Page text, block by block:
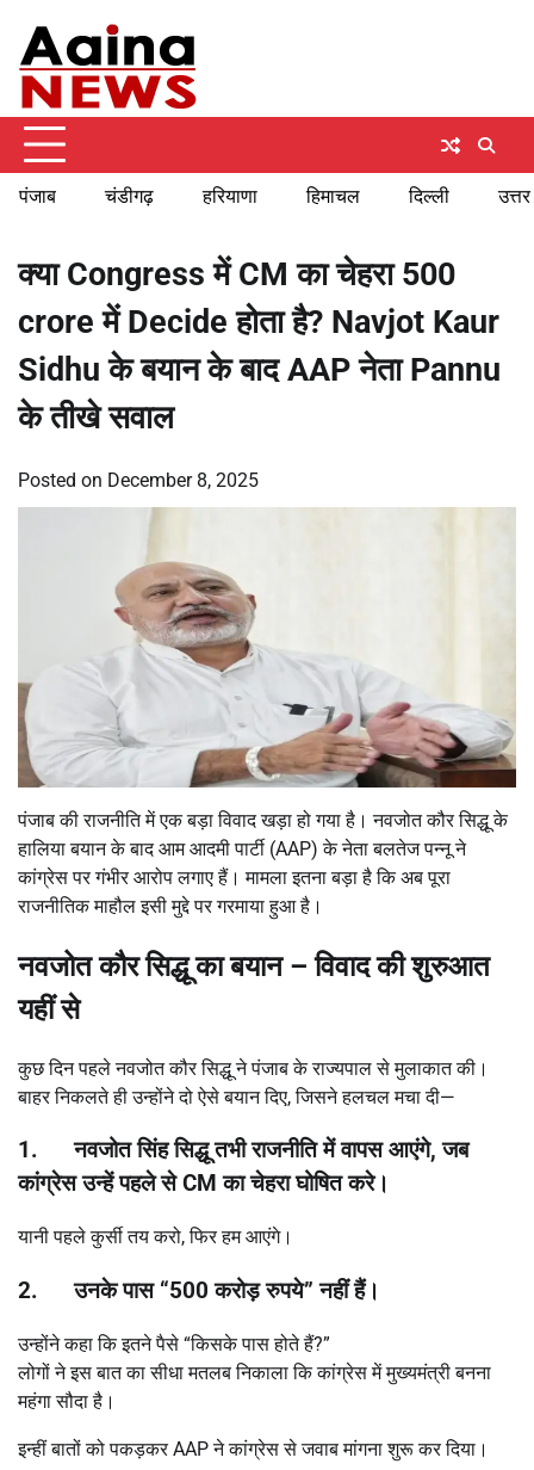
content
पंजाब चंडीगढ़ हरियाणा हिमाचल दिल्ली
क्या Congress में CM का चेहरा 500
crore में Decide होता है? Navjot Kaur
Sidhu के बयान के बाद AAP नेता Pannu
के तीखे सवाल
Posted on December 8, 2025
पंजाब की राजनीति में एक बड़ा विवाद खड़ा हो गया है। नवजोत कौर सिद्धू के
हालिया बयान के बाद आम आदमी पार्टी (AAP) के नेता बलतेज पन्नू ने
कांग्रेस पर गंभीर आरोप लगाए हैं। मामला इतना बड़ा है कि अब पूरा
राजनीतिक माहौल इसी मुद्दे पर गरमाया हुआ है।
नवजोत कौर सिद्धू का बयान –विवाद की शुरुआत
यहीं से
कुछ दिन पहले नवजोत कौर सिद्धू ने पंजाब के राज्यपाल से मुलाकात की।
बाहर निकलते ही उन्होंने दो ऐसे बयान दिए, जिसने हलचल मचा दी—
1.नवजोत सिंह सिद्धू तभी राजनीति में वापस आएंगे,जब
कांग्रेस उन्हें पहले सेCMका चेहरा घोषित करे।
यानी पहले कुर्सी तय करो, फिर हम आएंगे।
2.उनके पास “500करोड़ रुपये”नहीं हैं।
उन्होंने कहा कि इतने पैसे “किसके पास होते हैं?”
लोगों ने इस बात का सीधा मतलब निकाला कि कांग्रेस में मुख्यमंत्री बनना
महंगा सौदा है।
इन्हीं बातों को पकड़कर AAP ने कांग्रेस से जवाब मांगना शुरू कर दिया।